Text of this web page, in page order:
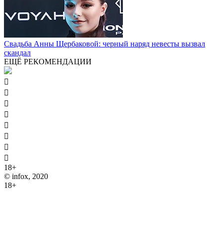
Свадьба Анны Щербаковой: черный наряд невесты вызвал
скандал
ЕЩЁ РЕКОМЕНДАЦИИ








18+
© infox, 2020
18+